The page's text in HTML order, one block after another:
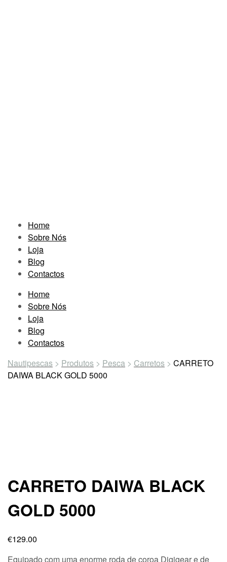
Home
Sobre Nós
Loja
Blog
Contactos
Home
Sobre Nós
Loja
Blog
Contactos
Nautipescas > Produtos > Pesca > Carretos > CARRETO
DAIWA BLACK GOLD 5000
CARRETO DAIWA BLACK
GOLD 5000
€129.00
Equipado com uma enorme roda de coroa Digigear e de